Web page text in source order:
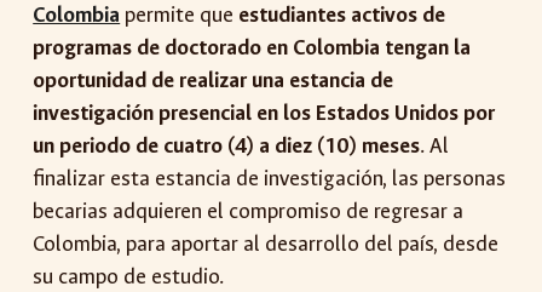
Colombia permite que estudiantes activos de
programas de doctorado en Colombia tengan la
oportunidad de realizar una estancia de
investigación presencial en los Estados Unidos por
un periodo de cuatro (4) a diez (10) meses. Al
finalizar esta estancia de investigación, las personas
becarias adquieren el compromiso de regresar a
Colombia, para aportar al desarrollo del país, desde
su campo de estudio.